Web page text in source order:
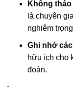
Không
là chuyên
nghiêm
Ghi nhớ
hữu ích cho
đoán.